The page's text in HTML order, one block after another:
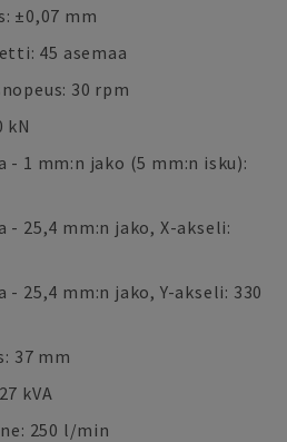
±0,07 mm
45 asemaa
30 rpm
kN
- 1 mm:n jako (5 mm:n isku):
- 25,4 mm:n jako, X-akseli:
- 25,4 mm:n jako, Y-akseli: 330
37 mm
kVA
250 l/min